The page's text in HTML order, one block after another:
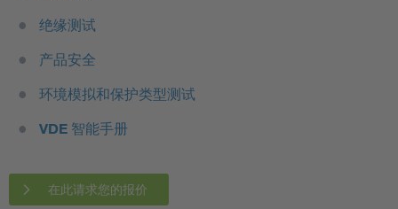
绝缘测试
产品安全
环境模拟和保护类型测试
VDE 智能手册
在此请求您的报价